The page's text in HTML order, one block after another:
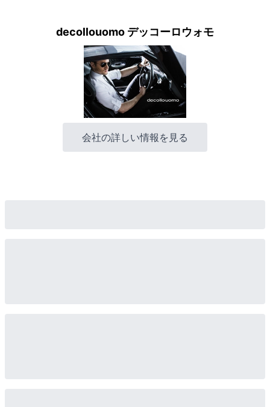
decollouomo デッコーロウォモ
会社の詳しい情報を見る